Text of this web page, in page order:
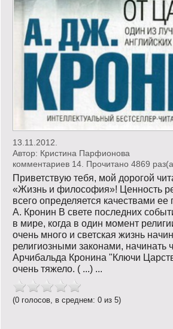
13.11.2012.
Автор: Кристина Парфионова
комментариев 14. Прочитано 4869
Приветствую тебя, мой дорогой
«Жизнь и философия»! Ценность
всего определяется качествами ее
А. Кронин В свете последних
в мире, когда в один момент
очень много и светская жизнь
религиозными законами, начинать
Арчибальда Кронина "Ключи
очень тяжело. ( ...) ...
(0 голосов, в среднем: 0 из 5)